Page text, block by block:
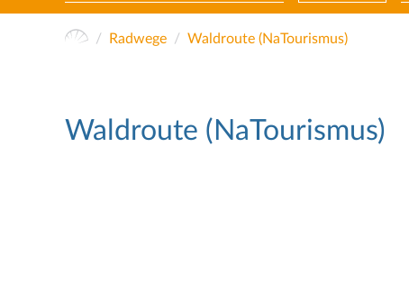
Radwege Waldroute (NaTourismus)
Waldroute (NaTourismus)